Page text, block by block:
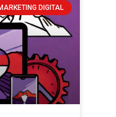
DIGITAL